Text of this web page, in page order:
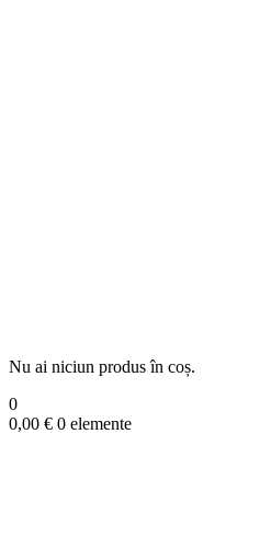
Nu ai niciun produs în coș.
0
0,00 € 0 elemente